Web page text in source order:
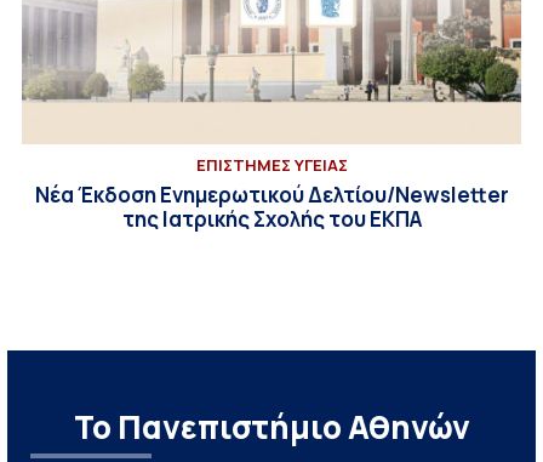
ΕΠΙΣΤΗΜΕΣ ΥΓΕΙΑΣ
Νέα Έκδοση Ενημερωτικού Δελτίου/Newsletter
της Ιατρικής Σχολής του ΕΚΠΑ
Το Πανεπιστήμιο Αθηνών